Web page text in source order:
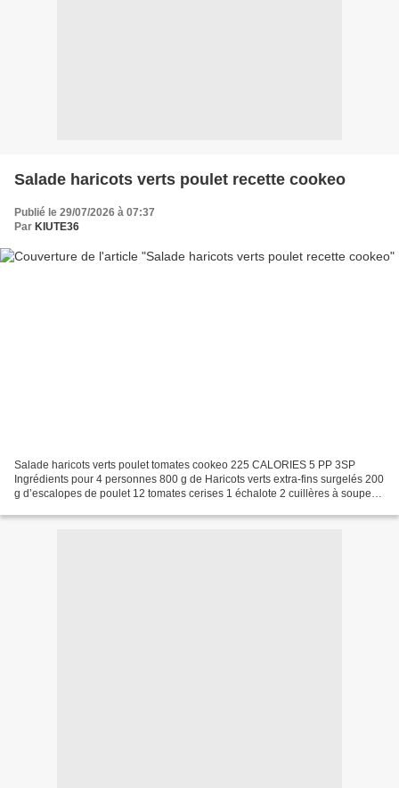
Salade haricots verts poulet recette cookeo
Publié le 29/07/2026 à 07:37
Par KIUTE36
Salade haricots verts poulet tomates cookeo 225 CALORIES 5 PP 3SP
Ingrédients pour 4 personnes 800 g de Haricots verts extra-fins surgelés 200
g d’escalopes de poulet 12 tomates cerises 1 échalote 2 cuillères à soupe